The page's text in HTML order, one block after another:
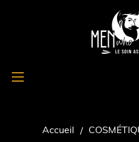
Basculer
la
☰
Accueil